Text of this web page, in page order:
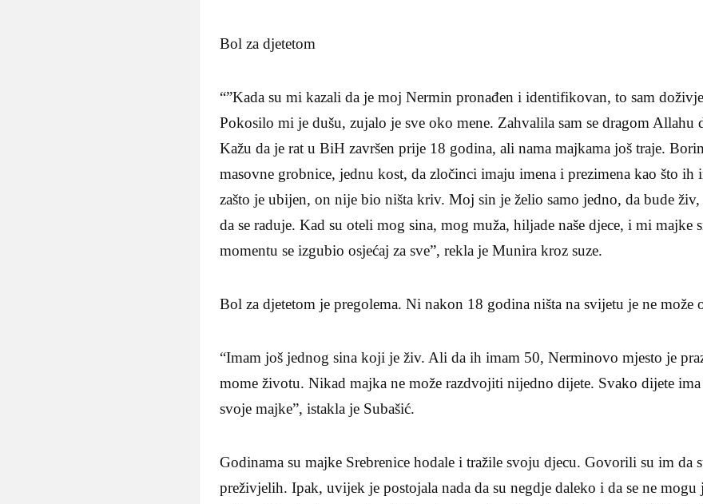
Bol za djetetom
“”Kada su mi kazali da je moj Nermin pronađen i identifikovan, to sam
Pokosilo mi je dušu, zujalo je sve oko mene. Zahvalila sam se dragom Allahu
Kažu da je rat u BiH završen prije 18 godina, ali nama majkama još traje.
masovne grobnice, jednu kost, da zločinci imaju imena i prezimena kao što ih
zašto je ubijen, on nije bio ništa kriv. Moj sin je želio samo jedno, da bude
da se raduje. Kad su oteli mog sina, mog muža, hiljade naše djece, i mi majke
momentu se izgubio osjećaj za sve”, rekla je Munira kroz suze.
Bol za djetetom je pregolema. Ni nakon 18 godina ništa na svijetu je ne može
“Imam još jednog sina koji je živ. Ali da ih imam 50, Nerminovo mjesto je
mome životu. Nikad majka ne može razdvojiti nijedno dijete. Svako dijete ima
svoje majke”, istakla je Subašić.
Godinama su majke Srebrenice hodale i tražile svoju djecu. Govorili su im da
preživjelih. Ipak, uvijek je postojala nada da su negdje daleko i da se ne